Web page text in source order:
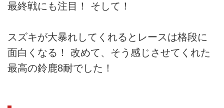
最終戦にも注目！ そして！
スズキが大暴れしてくれるとレースは格段に
面白くなる！ 改めて、そう感じさせてくれた
最高の鈴鹿8耐でした！